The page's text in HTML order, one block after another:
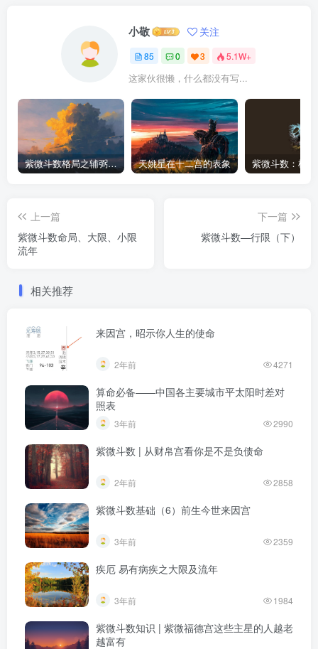
小敬 关注
85 0 3 5.1W+
这家伙很懒，什么都没有写...
紫微斗数格局之辅弼星（左辅右弼）在各宫情况 天姚星在十二宫的表象 紫微斗数：机
上一篇
紫微斗数命局、大限、小限
流年
下一篇
紫微斗数—行限（下）
相关推荐
来因宫，昭示你人生的使命
2年前 4271
算命必备——中国各主要城市平太阳时差对
照表
3年前 2990
紫微斗数 | 从财帛宫看你是不是负债命
2年前 2858
紫微斗数基础（6）前生今世来因宫
3年前 2359
疾厄 易有病疾之大限及流年
3年前 1984
紫微斗数知识 | 紫微福德宫这些主星的人越老
越富有